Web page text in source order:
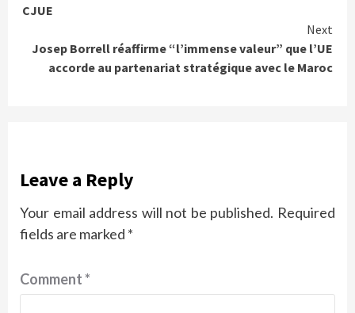
CJUE
Next
Josep Borrell réaffirme “l’immense valeur” que l’UE
accorde au partenariat stratégique avec le Maroc
Leave a Reply
Your email address will not be published. Required
fields are marked *
Comment*